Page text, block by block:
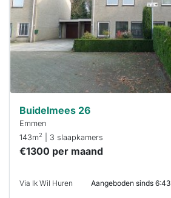
Stekkies helpt
je hierbij!
Buidelmees 26
Emmen
143m2 | 3 slaapkamers
€1300 per maand
Via Ik Wil Huren Aangeboden sinds 6:43